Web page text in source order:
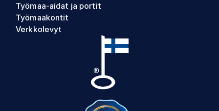
Työmaa-aidat ja portit
Työmaakontit
Verkkolevyt